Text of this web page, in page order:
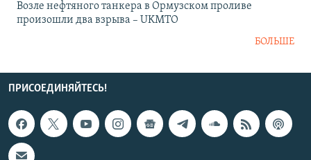
Возле нефтяного танкера в Ормузском проливе
произошли два взрыва – UKMTO
БОЛЬШЕ
ПРИСОЕДИНЯЙТЕСЬ!